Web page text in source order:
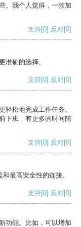
。我个人觉得，一款加
支持[0] 反对[0]
准确的选择。
支持[0] 反对[0]
轻松地完成工作任务。
下班，有更多的时间陪
支持[0] 反对[0]
最高安全性的连接。
支持[0] 反对[0]
功能。比如，可以增加